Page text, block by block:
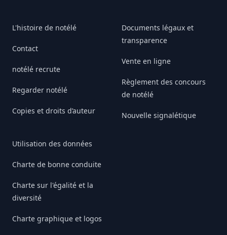
L'histoire de notélé
Contact
notélé recrute
Regarder notélé
Copies et droits d’auteur
Utilisation des données
Charte de bonne conduite
Charte sur l'égalité et la
diversité
Charte graphique et logos
Documents légaux et
transparence
Vente en ligne
Règlement des concours
de notélé
Nouvelle signalétique